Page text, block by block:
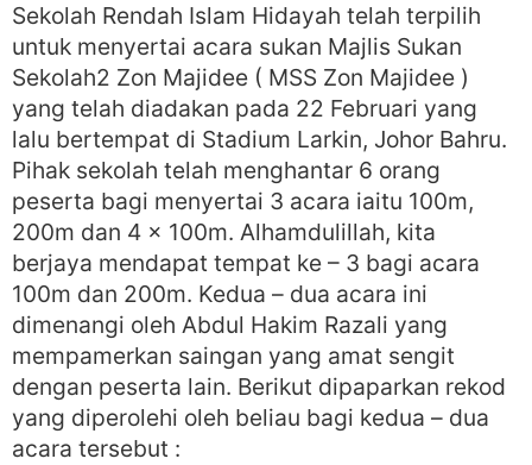
Sekolah Rendah Islam Hidayah telah terpilih
untuk menyertai acara sukan Majlis Sukan
Sekolah2 Zon Majidee ( MSS Zon Majidee )
yang telah diadakan pada 22 Februari yang
lalu bertempat di Stadium Larkin, Johor Bahru.
Pihak sekolah telah menghantar 6 orang
peserta bagi menyertai 3 acara iaitu 100m,
200m dan 4 x 100m. Alhamdulillah, kita
berjaya mendapat tempat ke – 3 bagi acara
100m dan 200m. Kedua – dua acara ini
dimenangi oleh Abdul Hakim Razali yang
mempamerkan saingan yang amat sengit
dengan peserta lain. Berikut dipaparkan rekod
yang diperolehi oleh beliau bagi kedua – dua
acara tersebut :